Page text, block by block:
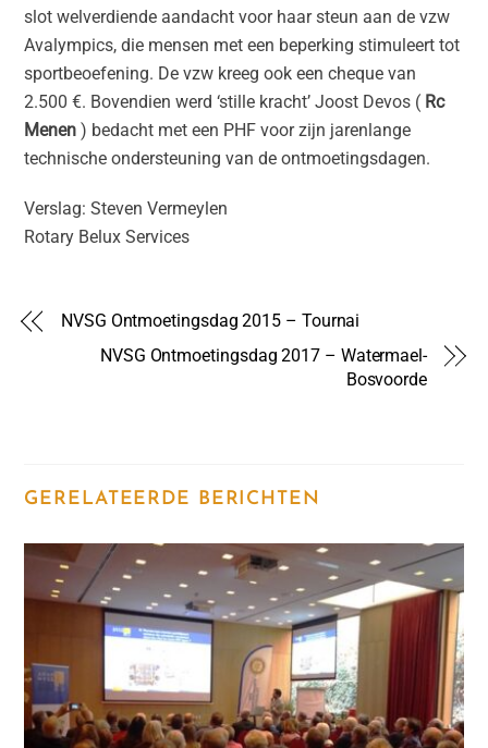
slot welverdiende aandacht voor haar steun aan de vzw
Avalympics, die mensen met een beperking stimuleert tot
sportbeoefening. De vzw kreeg ook een cheque van
2.500 €. Bovendien werd ‘stille kracht’ Joost Devos ( Rc
Menen ) bedacht met een PHF voor zijn jarenlange
technische ondersteuning van de ontmoetingsdagen.
Verslag: Steven Vermeylen
Rotary Belux Services
NVSG Ontmoetingsdag 2015 – Tournai
NVSG Ontmoetingsdag 2017 – Watermael-
Bosvoorde
GERELATEERDE BERICHTEN